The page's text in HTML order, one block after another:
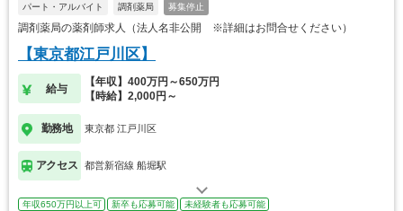
パート・アルバイト 調剤薬局 募集停止
調剤薬局の薬剤師求人（法人名非公開 ※詳細はお問合せください）
【東京都江戸川区】
給与
【年収】400万円～650万円
【時給】2,000円～
勤務地 東京都 江戸川区
アクセス 都営新宿線 船堀駅
年収650万円以上可 新卒も応募可能
未経験者も応募可能